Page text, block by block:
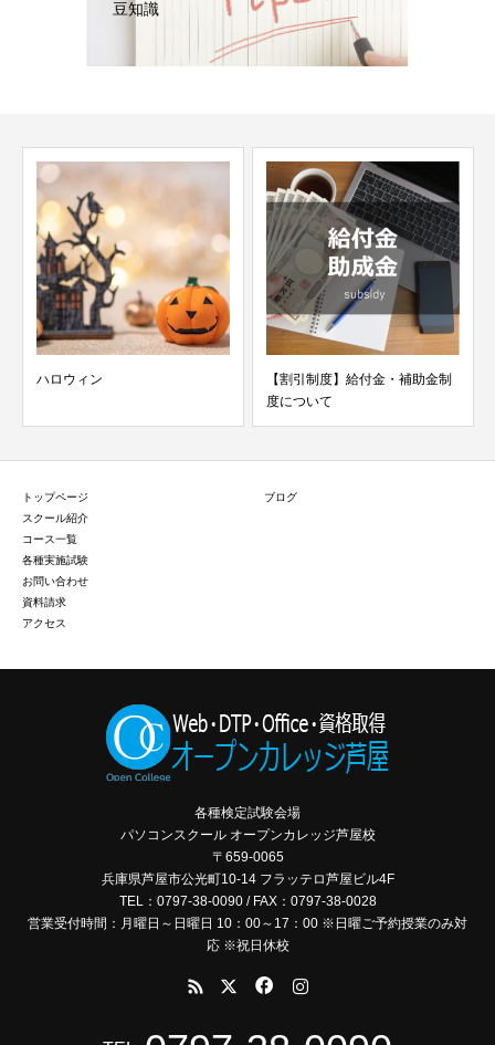
豆知識
【割引制度】給付金・補助金制
【お店紹介】studio dp
トップページ
スクール紹介
コース一覧
各種実施試験
お問い合わせ
資料請求
アクセス
ブログ
各種検定試験会場
パソコンスクール オープンカレッジ芦屋校
〒659-0065
兵庫県芦屋市公光町10-14 フラッテロ芦屋ビル4F
TEL：0797-38-0090 / FAX：0797-38-0028
営業受付時間：月曜日～日曜日 10：00～17：00 ※日曜ご予約授業のみ対
応 ※祝日休校